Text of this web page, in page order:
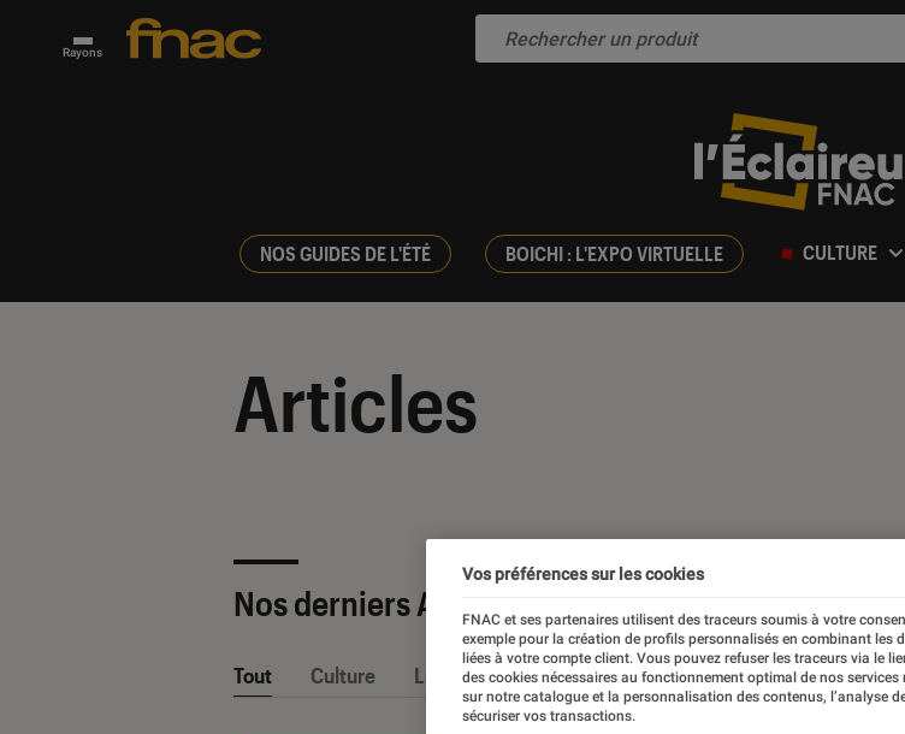
Rayons
NOS GUIDES DE L'ÉTÉ BOICHI : L'EXPO VIRTUELLE CULTURE
Articles
Nos derniers Articles
Tout Culture La Claque Fnac Nos conseils Pop Culture
Vos préférences sur les cookies
FNAC et ses partenaires utilisent des traceurs soumis à votre
exemple pour la création de profils personnalisés en combinant les
liées à votre compte client. Vous pouvez refuser les traceurs via le
des cookies nécessaires au fonctionnement optimal de nos
sur notre catalogue et la personnalisation des contenus, l’analyse
sécuriser vos transactions.